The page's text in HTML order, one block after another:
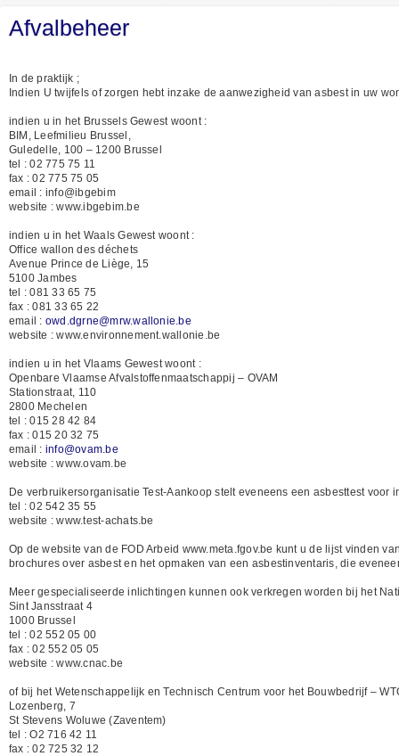
Afvalbeheer
In de praktijk ;
Indien U twijfels of zorgen hebt inzake de aanwezigheid van asbest in uw
indien u in het Brussels Gewest woont :
BIM, Leefmilieu Brussel,
Guledelle, 100 – 1200 Brussel
tel : 02 775 75 11
fax : 02 775 75 05
email : info@ibgebim
website : www.ibgebim.be
indien u in het Waals Gewest woont :
Office wallon des déchets
Avenue Prince de Liège, 15
5100 Jambes
tel : 081 33 65 75
fax : 081 33 65 22
email : owd.dgrne@mrw.wallonie.be
website : www.environnement.wallonie.be
indien u in het Vlaams Gewest woont :
Openbare Vlaamse Afvalstoffenmaatschappij – OVAM
Stationstraat, 110
2800 Mechelen
tel : 015 28 42 84
fax : 015 20 32 75
email : info@ovam.be
website : www.ovam.be
De verbruikersorganisatie Test-Aankoop stelt eveneens een asbesttest voor
tel : 02 542 35 55
website : www.test-achats.be
Op de website van de FOD Arbeid www.meta.fgov.be kunt u de lijst vinden
brochures over asbest en het opmaken van een asbestinventaris, die
Meer gespecialiseerde inlichtingen kunnen ook verkregen worden bij het
Sint Jansstraat 4
1000 Brussel
tel : 02 552 05 00
fax : 02 552 05 05
website : www.cnac.be
of bij het Wetenschappelijk en Technisch Centrum voor het Bouwbedrijf –
Lozenberg, 7
St Stevens Woluwe (Zaventem)
tel : O2 716 42 11
fax : 02 725 32 12